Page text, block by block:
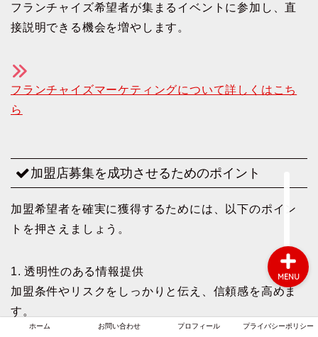
フランチャイズ希望者が集まるイベントに参加し、直
接説明できる機会を増やします。
フランチャイズマーケティングについて詳しくはこち
ら
加盟店募集を成功させるためのポイント
加盟希望者を確実に獲得するためには、以下のポイン
トを押さえましょう。
1. 透明性のある情報提供
加盟条件やリスクをしっかりと伝え、信頼感を高めま
す。
ホーム お問い合わせ プロフィール プライバシーポリシー
MENU
プロフィール